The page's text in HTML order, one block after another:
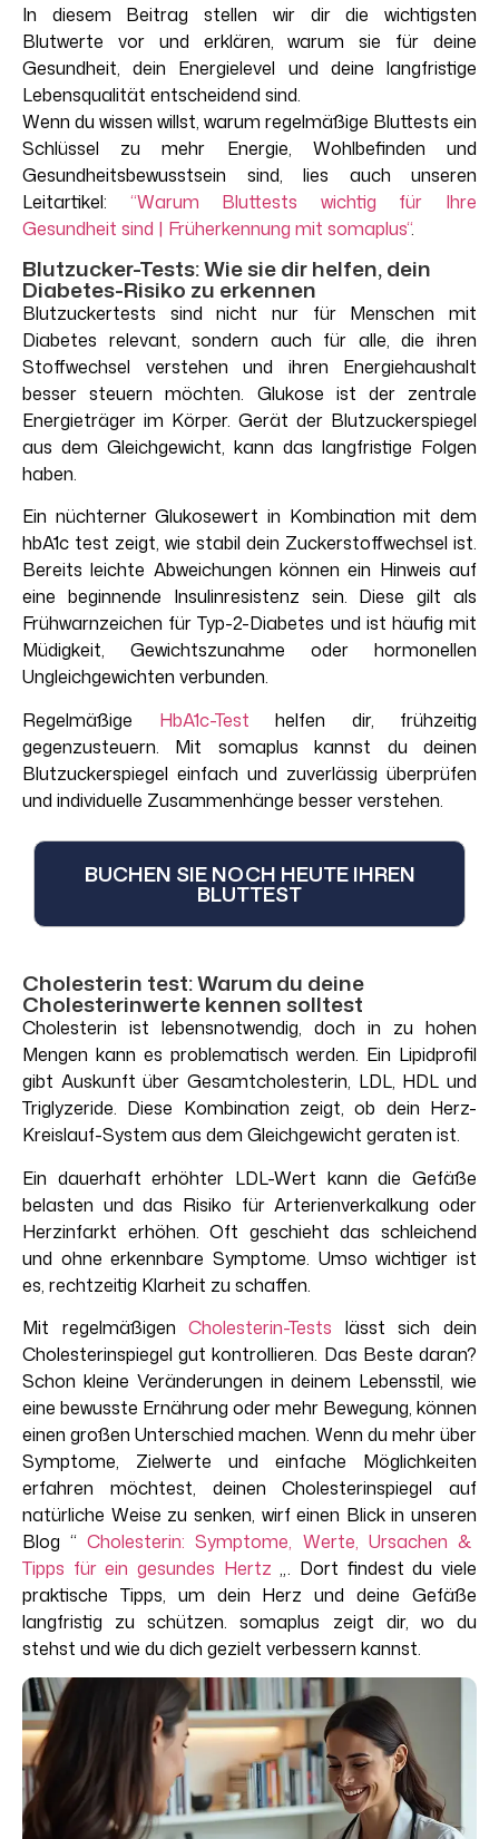
In diesem Beitrag stellen wir dir die wichtigsten
Blutwerte vor und erklären, warum sie für deine
Gesundheit, dein Energielevel und deine langfristige
Lebensqualität entscheidend sind.
Wenn du wissen willst, warum regelmäßige Bluttests ein
Schlüssel zu mehr Energie, Wohlbefinden und
Gesundheitsbewusstsein sind, lies auch unseren
Leitartikel: “Warum Bluttests wichtig für Ihre
Gesundheit sind | Früherkennung mit somaplus“.
Blutzucker-Tests: Wie sie dir helfen, dein
Diabetes-Risiko zu erkennen
Blutzuckertests sind nicht nur für Menschen mit
Diabetes relevant, sondern auch für alle, die ihren
Stoffwechsel verstehen und ihren Energiehaushalt
besser steuern möchten. Glukose ist der zentrale
Energieträger im Körper. Gerät der Blutzuckerspiegel
aus dem Gleichgewicht, kann das langfristige Folgen
haben.
Ein nüchterner Glukosewert in Kombination mit dem
hbA1c test zeigt, wie stabil dein Zuckerstoffwechsel ist.
Bereits leichte Abweichungen können ein Hinweis auf
eine beginnende Insulinresistenz sein. Diese gilt als
Frühwarnzeichen für Typ-2-Diabetes und ist häufig mit
Müdigkeit, Gewichtszunahme oder hormonellen
Ungleichgewichten verbunden.
Regelmäßige HbA1c-Test helfen dir, frühzeitig
gegenzusteuern. Mit somaplus kannst du deinen
Blutzuckerspiegel einfach und zuverlässig überprüfen
und individuelle Zusammenhänge besser verstehen.
BUCHEN SIE NOCH HEUTE IHREN
BLUTTEST
Cholesterin test: Warum du deine
Cholesterinwerte kennen solltest
Cholesterin ist lebensnotwendig, doch in zu hohen
Mengen kann es problematisch werden. Ein Lipidprofil
gibt Auskunft über Gesamtcholesterin, LDL, HDL und
Triglyzeride. Diese Kombination zeigt, ob dein Herz-
Kreislauf-System aus dem Gleichgewicht geraten ist.
Ein dauerhaft erhöhter LDL-Wert kann die Gefäße
belasten und das Risiko für Arterienverkalkung oder
Herzinfarkt erhöhen. Oft geschieht das schleichend
und ohne erkennbare Symptome. Umso wichtiger ist
es, rechtzeitig Klarheit zu schaffen.
Mit regelmäßigen Cholesterin-Tests lässt sich dein
Cholesterinspiegel gutkontrollieren. Das Bestedaran?
Schon kleine Veränderungen indeinem Lebensstil,wie
eine bewusste Ernährung odermehr Bewegung, können
einen großen Unterschied machen. Wenn du mehrüber
Symptome, Zielwerte und einfache
Möglichkeiten
erfahren
möchtest, deinen Cholesterinspiegel auf
natürliche Weise zu senken, wirf einen Blick in unseren
Blog “Cholesterin:Symptome, Werte, Ursachen &
Tipps fürein gesundes Hertz „. Dort findest duviele
praktische Tipps, um dein Herz unddeine Gefäße
langfristig zu schützen. somaplus zeigt dir, wo du
stehst und wie du dich gezielt verbessern kannst.